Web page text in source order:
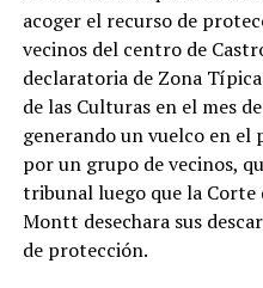
acoger el recurso de
vecinos del centro de
declaratoria de Zona
de las Culturas en el mes
generando un vuelco en el
por un grupo de vecinos,
tribunal luego que la Corte
Montt desechara sus
de protección.